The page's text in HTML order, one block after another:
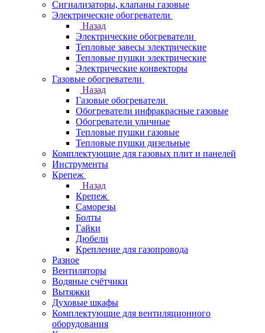
Сигнализаторы, клапаны газовые
Электрические обогреватели
Назад
Электрические обогреватели
Тепловые завесы электрические
Тепловые пушки электрические
Электрические конвекторы
Газовые обогреватели
Назад
Газовые обогреватели
Обогреватели инфракрасные газовые
Обогреватели уличные
Тепловые пушки газовые
Тепловые пушки дизельные
Комплектующие для газовых плит и панелей
Инструменты
Крепеж
Назад
Крепеж
Саморезы
Болты
Гайки
Дюбели
Крепление для газопровода
Разное
Вентиляторы
Водяные счётчики
Вытяжки
Духовые шкафы
Комплектующие для вентиляционного
оборудования